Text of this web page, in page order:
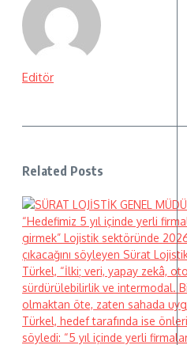
Editör
Related Posts